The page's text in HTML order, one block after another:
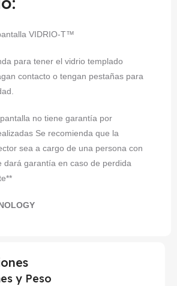
VIDRIO-T™
para tener el vidrio templado
contacto o tengan pestañas para
no tiene garantía por
Se recomienda que la
sea a cargo de una persona con
dará garantía en caso de perdida
y Peso